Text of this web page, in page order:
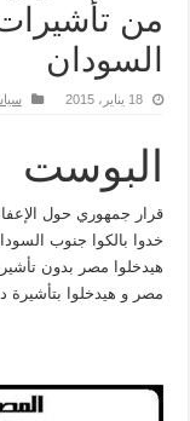
من
السودان
18 يناير، 2015
البوست
قرار جمهوري حول
هيدخلوا مصر بدون
مصر و هيدخلوا بتأشيرة